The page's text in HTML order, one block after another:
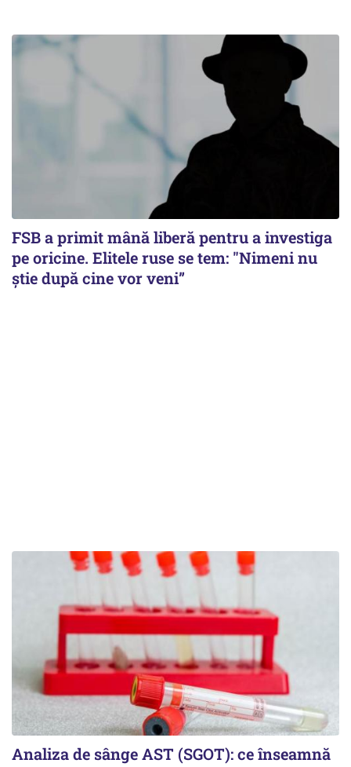
FSB a primit mână liberă pentru a investiga
pe oricine. Elitele ruse se tem: "Nimeni nu
știe după cine vor veni”
Analiza de sânge AST (SGOT): ce înseamnă